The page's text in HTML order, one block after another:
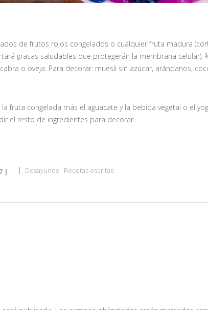
de frutos rojos congelados o cualquier fruta madura
grasas saludables que protegerán la membrana celular),
o oveja. Para decorar: muesli sin azúcar, arándanos,
fruta congelada más el aguacate y la bebida vegetal o el
el resto de ingredientes para decorar.
| Desayunos Recetas escritas